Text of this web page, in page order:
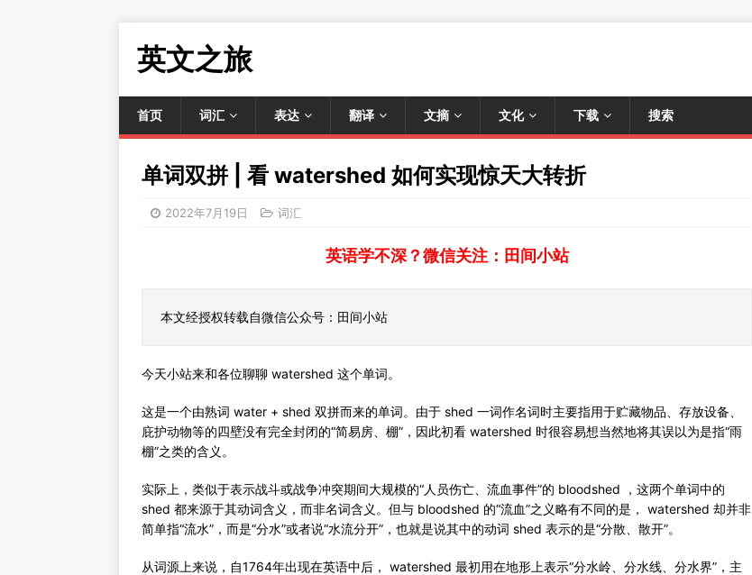
英文之旅
首页 词汇 表达 翻译 文摘 文化 下载 搜索
单词双拼 | 看 watershed 如何实现惊天大转折
2022年7月19日 词汇
英语学不深？微信关注：田间小站
本文经授权转载自微信公众号：田间小站
今天小站来和各位聊聊 watershed 这个单词。
这是一个由熟词 water + shed 双拼而来的单词。由于 shed 一词作名词时主要指用于贮藏物品、存放设备、
庇护动物等的四壁没有完全封闭的“简易房、棚”，因此初看 watershed 时很容易想当然地将其误以为是指“雨
棚”之类的含义。
实际上，类似于表示战斗或战争冲突期间大规模的“人员伤亡、流血事件”的 bloodshed ，这两个单词中的
shed 都来源于其动词含义，而非名词含义。但与 bloodshed 的“流血”之义略有不同的是， watershed 却并非
简单指“流水”，而是“分水”或者说“水流分开”，也就是说其中的动词 shed 表示的是“分散、散开”。
从词源上来说，自1764年出现在英语中后， watershed 最初用在地形上表示“分水岭、分水线、分水界”，主